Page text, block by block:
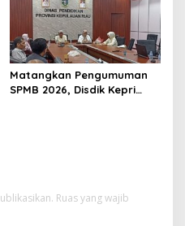
Matangkan Pengumuman
SPMB 2026, Disdik Kepri
Ruas yang wajib